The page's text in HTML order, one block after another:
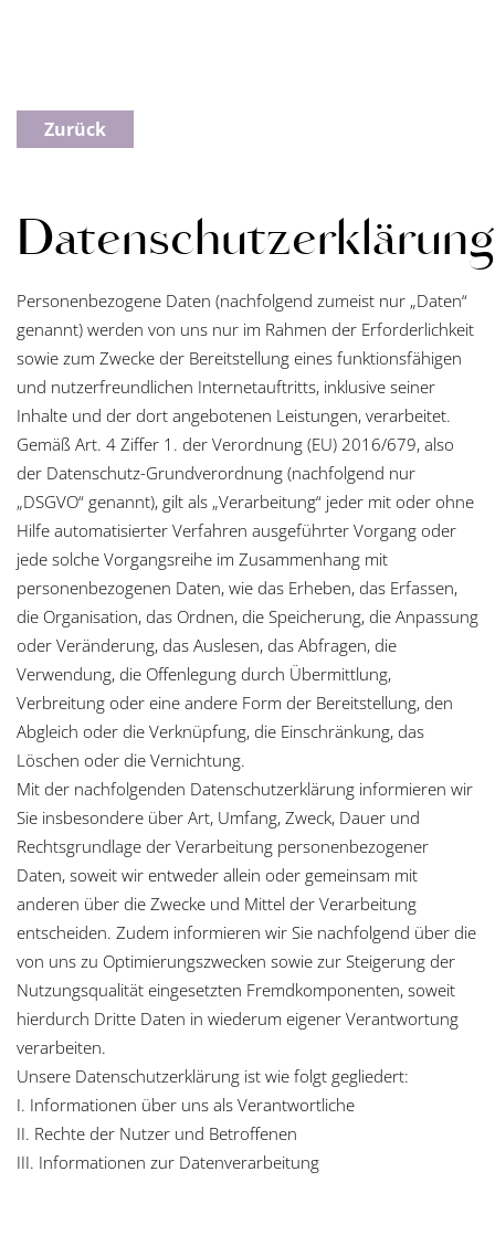
Zurück
Datenschutzerklärung
Personenbezogene Daten (nachfolgend zumeist nur „Daten“
genannt) werden von uns nur im Rahmen der Erforderlichkeit
sowie zum Zwecke der Bereitstellung eines funktionsfähigen
und nutzerfreundlichen Internetauftritts, inklusive seiner
Inhalte und der dort angebotenen Leistungen, verarbeitet.
Gemäß Art. 4 Ziffer 1. der Verordnung (EU) 2016/679, also
der Datenschutz-Grundverordnung (nachfolgend nur
„DSGVO“ genannt), gilt als „Verarbeitung“ jeder mit oder ohne
Hilfe automatisierter Verfahren ausgeführter Vorgang oder
jede solche Vorgangsreihe im Zusammenhang mit
personenbezogenen Daten, wie das Erheben, das Erfassen,
die Organisation, das Ordnen, die Speicherung, die Anpassung
oder Veränderung, das Auslesen, das Abfragen, die
Verwendung, die Offenlegung durch Übermittlung,
Verbreitung oder eine andere Form der Bereitstellung, den
Abgleich oder die Verknüpfung, die Einschränkung, das
Löschen oder die Vernichtung.
Mit der nachfolgenden Datenschutzerklärung informieren wir
Sie insbesondere über Art, Umfang, Zweck, Dauer und
Rechtsgrundlage der Verarbeitung personenbezogener
Daten, soweit wir entweder allein oder gemeinsam mit
anderen über die Zwecke und Mittel der Verarbeitung
entscheiden. Zudem informieren wir Sie nachfolgend über die
von uns zu Optimierungszwecken sowie zur Steigerung der
Nutzungsqualität eingesetzten Fremdkomponenten, soweit
hierdurch Dritte Daten in wiederum eigener Verantwortung
verarbeiten.
Unsere Datenschutzerklärung ist wie folgt gegliedert:
I. Informationen über uns als Verantwortliche
II. Rechte der Nutzer und Betroffenen
III. Informationen zur Datenverarbeitung